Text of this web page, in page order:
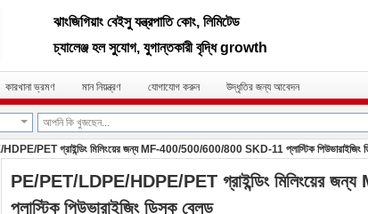
ঝাংজিগিয়াং বেইসু যন্ত্রপাতি কোং, লিমিটেড
চ্যালেঞ্জ হল সুযোগ, যুগান্তকারী বৃদ্ধি growth
কারখানা ভ্রমণ মান নিয়ন্ত্রণ যোগাযোগ করুন উদ্ধৃতির জন্য আবেদন
PET গ্রাইন্ডিং মিলিংয়ের জন্য MF-400/500/600/800 SKD-11 প্লাস্টিক পিউভারাইজিং
PE/PET/LDPE/HDPE/PET গ্রাইন্ডিং মিলিংয়ের
প্লাস্টিক পিউভারাইজিং ডিস্ক ব্লেড